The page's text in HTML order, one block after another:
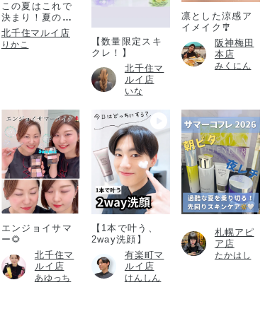
この夏はこれで
決まり！夏のコ
フレ！
北千住マルイ店
りかこ
【数量限定スキ
クレ！】
北千住マ
ルイ店
いな
凛とした涼感ア
イメイク🎐
阪神梅田
本店
みくにん
エンジョイサマ
ー🌻
北千住マ
ルイ店
あゆっち
【1本で叶う、
2way洗顔】
有楽町マ
ルイ店
けんしん
札幌アピ
ア店
たかはし